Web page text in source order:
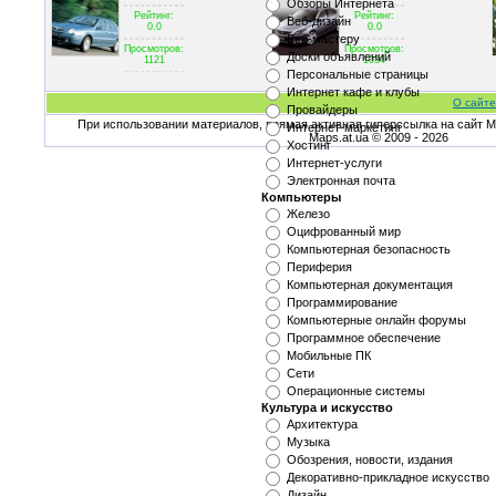
Обзоры Интернета
Веб-дизайн
Веб-мастеру
Доски объявлений
Персональные страницы
Интернет кафе и клубы
Провайдеры
Интернет-маркетинг
Хостинг
Интернет-услуги
Электронная почта
Компьютеры
Железо
Оцифрованный мир
Компьютерная безопасность
Периферия
Компьютерная документация
Программирование
Компьютерные онлайн форумы
Программное обеспечение
Мобильные ПК
Сети
Операционные системы
Культура и искусство
Архитектура
Музыка
Обозрения, новости, издания
Декоративно-прикладное искусство
Рейтинг:
0.0
Просмотров:
1121
Рейтинг:
0.0
Просмотров:
1034
О
При использовании материалов, прямая активная гиперссылка на сайт
Maps.at.ua © 2009 - 2026